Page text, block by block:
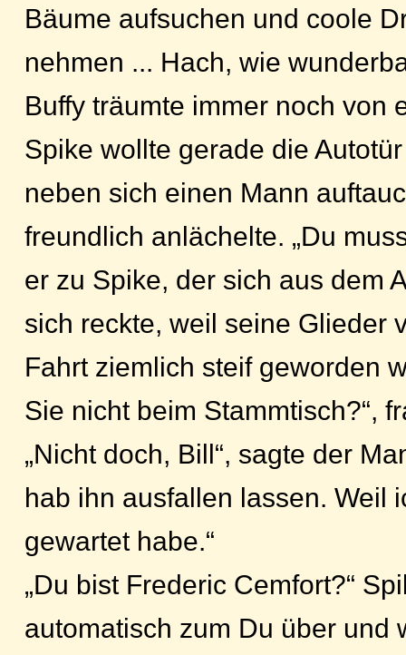
Bäume aufsuchen und coole
nehmen ... Hach, wie
Buffy träumte immer noch von
Spike wollte gerade die
neben sich einen Mann
freundlich anlächelte. „Du
er zu Spike, der sich aus dem
sich reckte, weil seine Glieder
Fahrt ziemlich steif geworden
Sie nicht beim Stammtisch?“,
„Nicht doch, Bill“, sagte der
hab ihn ausfallen lassen. Weil
gewartet habe.“
„Du bist Frederic Cemfort?“
automatisch zum Du über und